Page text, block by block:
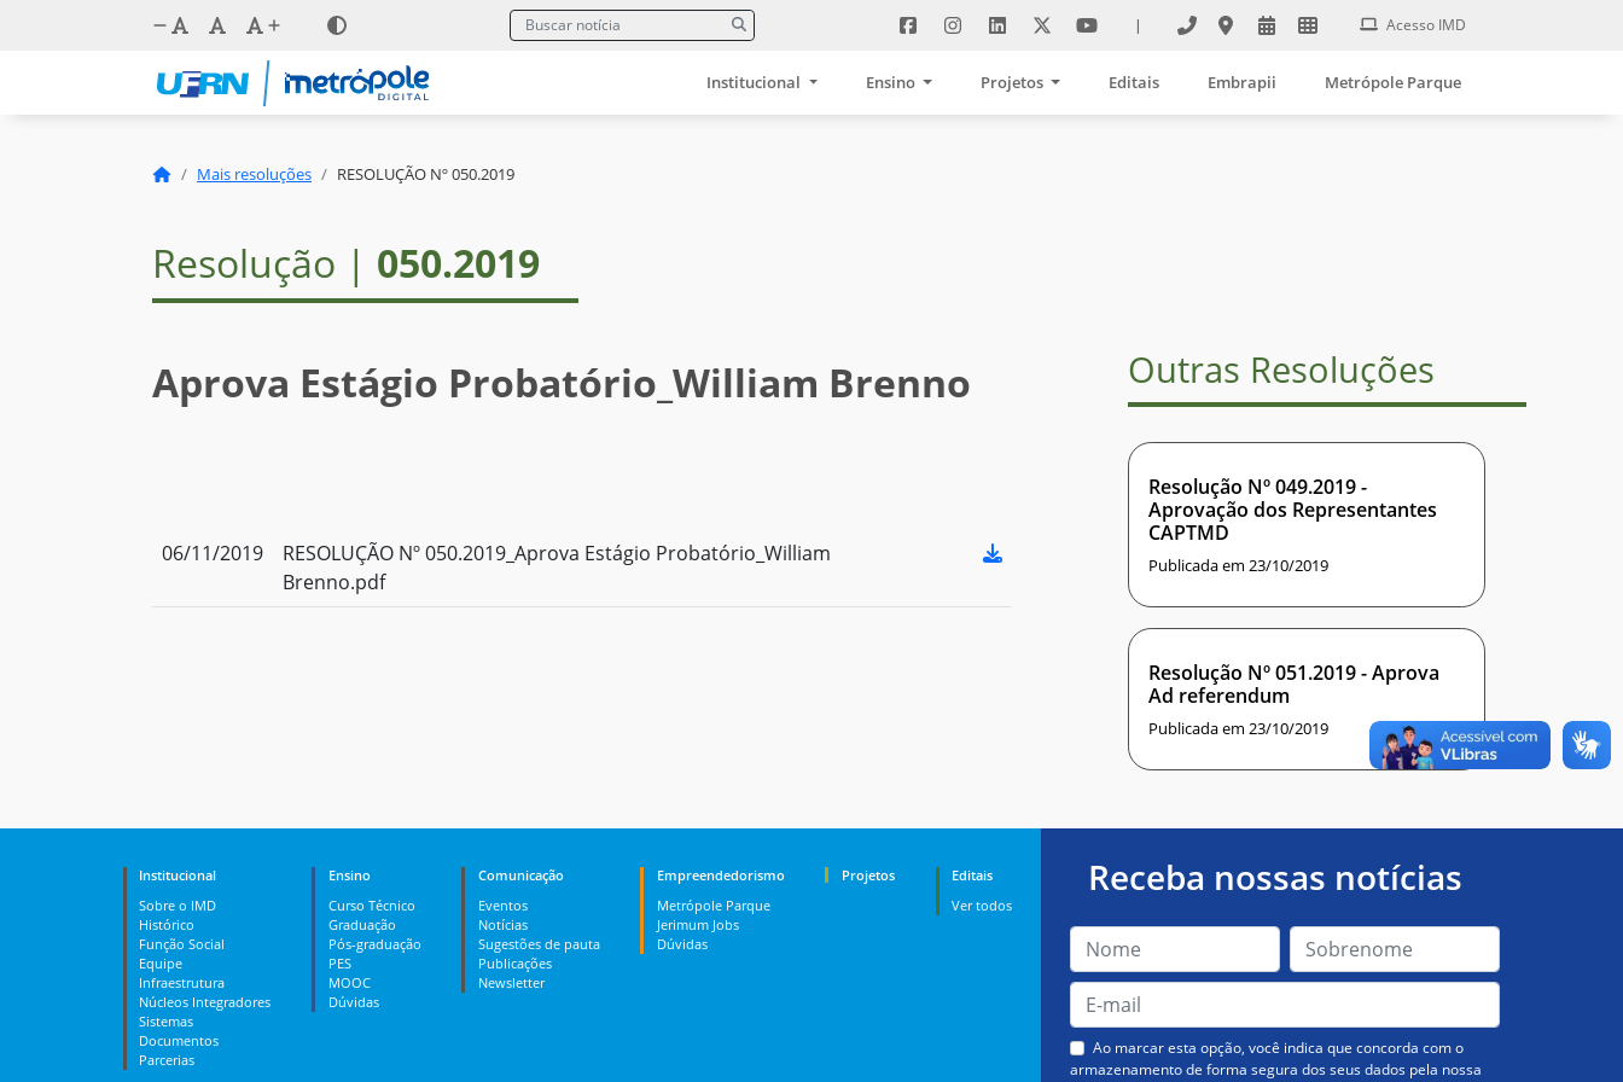
| Acesso IMD
Institucional Ensino Projetos Editais Embrapii Metrópole Parque
Mais resoluções RESOLUÇÃO Nº 050.2019
Resolução | 050.2019
Aprova Estágio Probatório_William Brenno
06/11/2019
RESOLUÇÃO Nº 050.2019_Aprova Estágio Probatório_William
Brenno.pdf
Outras Resoluções
Resolução Nº 049.2019 -
Aprovação dos Representantes
CAPTMD
Publicada em 23/10/2019
Resolução Nº 051.2019 - Aprova
Ad referendum
Publicada em 23/10/2019
Institucional
Sobre o IMD
Histórico
Função Social
Equipe
Infraestrutura
Núcleos Integradores
Sistemas
Documentos
Parcerias
Ensino
Curso Técnico
Graduação
Pós-graduação
PES
MOOC
Dúvidas
Comunicação
Eventos
Notícias
Sugestões de pauta
Publicações
Newsletter
Empreendedorismo
Metrópole Parque
Jerimum Jobs
Dúvidas
Projetos
Editais
Ver todos
Receba nossas notícias
Ao marcar esta opção, você indica que concorda com o
armazenamento de forma segura dos seus dados pela nossa